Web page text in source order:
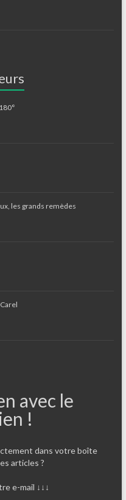
les grands remèdes
avec le
!
dans votre boîte
articles ?
e-mail ↓↓↓